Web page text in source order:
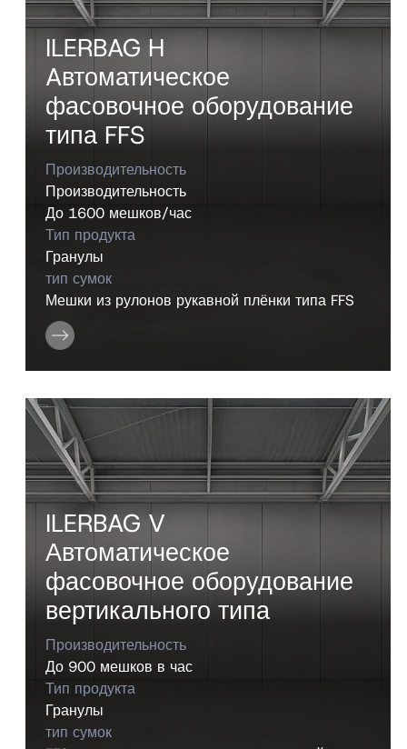
ILERBAG H
Aвтоматическое
фасовочное оборудование
типа FFS
Производительность
Производительность
До 1600 мешков/час
Тип продукта
Гранулы
тип сумок
Мешки из рулонов рукавной плёнки типа FFS
ILERBAG V
Автоматическое
фасовочное оборудование
вертикального типа
Производительность
До 900 мешков в час
Тип продукта
Гранулы
тип сумок